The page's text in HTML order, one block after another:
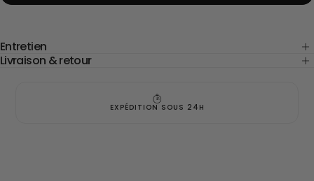
noir
noir
Entretien
Livraison & retour
EXPÉDITION SOUS 24H